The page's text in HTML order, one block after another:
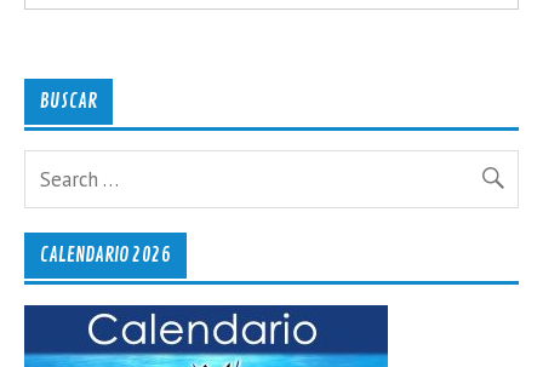
BUSCAR
CALENDARIO 2026